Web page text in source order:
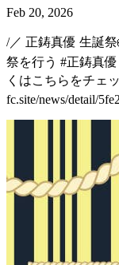
Feb 20, 2026
/／ 正鋳真優 生誕
祭を行う #正鋳真
くはこちらをチェ
fc.site/news/detail/